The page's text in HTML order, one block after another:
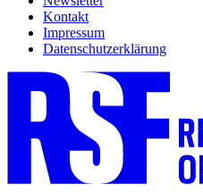
Kontakt
Impressum
Datenschutzerklärung